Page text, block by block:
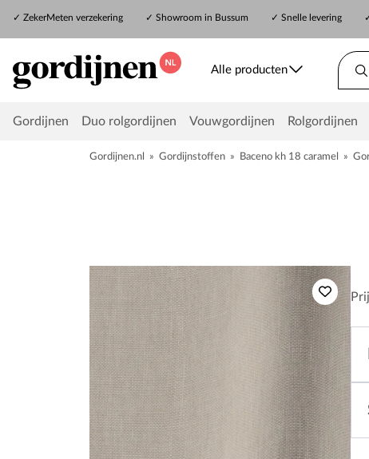
✓ ZekerMeten verzekering ✓ Showroom in Bussum ✓ Snelle levering
Alle producten
Gordijnen Duo rolgordijnen Vouwgordijnen Rolgordijnen
Gordijnen.nl » Gordijnstoffen » Baceno kh 18 caramel »